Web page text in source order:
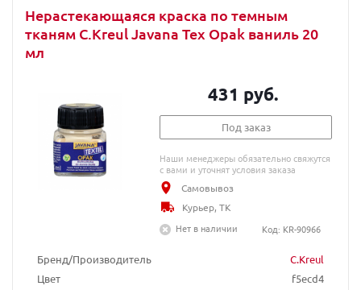
Нерастекающаяся краска по темным
тканям C.Kreul Javana Tex Opak ваниль 20
мл
Бренд/Производитель
C.Kreul
Цвет
f5ecd4
431 руб.
Под заказ
Наши менеджеры обязательно свяжутся
с вами и уточнят условия заказа
Самовывоз
Курьер, ТК
Нет в наличии
Код: KR-90966